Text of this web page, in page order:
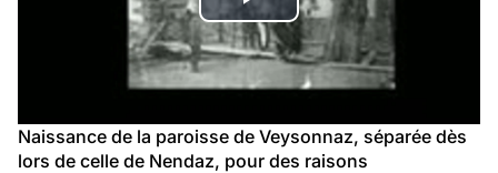
Lire
la
vidéo
Naissance de la paroisse de Veysonnaz, séparée dès
lors de celle de Nendaz, pour des raisons